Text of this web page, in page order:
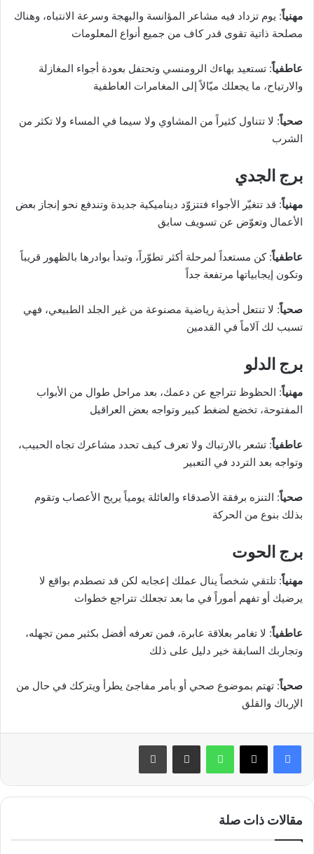
مهنياً: يوم تزداد فيه مشاعر المؤانسة والبهجة وسرعة الانتباه، وهناك
مصلحة ذاتية تقوى قدر كاف من جميع أنواع المعلومات
عاطفياً: تستعيد بهاءك الرومنسي وتحتفل بعودة أجواء المغازلة
والارتياح، ما يجعلك ميّالاً إلى المغامرات العاطفية
صحياً: لا تتناول كثيراً من المشاوي ولا سيما في المساء ولا تكثر من
الشرب
برج الجدي
مهنياً: قد تتغيّر الأجواء فتتزوّد ديناميكية جديدة وتندفع نحو إنجاز بعض
الأعمال وتعوّض عن تسويف سابق
عاطفياً: كن مستعداً لمرحلة أكثر تطوّراً، وتبدأ بوادرها بالظهور قريباً
وتكون إيجابياتها مرتفعة جداً
صحياً: لا تنتعل أحذية رياضية مصنوعة من غير الجلد الطبيعي، فهي
تسبب لك آلاماً في القدمين
برج الدلو
مهنياً: الحظوظ تتراجع عن دعمك، بعد مراحل طوال من الأبواب
المفتوحة، تخضع لضغط كبير وتواجه بعض العراقيل
عاطفياً: تشعر بالارتباك ولا تعرف كيف تحدد مشاعرك تجاه الحبيب،
وتواجه بعد التردد في التعبير
صحياً: التنزه برفقة الأصدقاء والعائلة يومياً يريح الأعصاب وتقوم
بذلك بنوع من الحركة
برج الحوت
مهنياً: تلتقي شخصاً ينال عملك إعجابه لكن قد تصطدم بواقع لا
يرضيك أو تفهم أموراً في ما بعد تجعلك تتراجع خطوات
عاطفياً: لا تغامر بعلاقة عابرة، فمن تعرفه أفضل بكثير ممن تجهله،
وتجاربك السابقة خير دليل على ذلك
صحياً: تهتم بموضوع صحي أو بأمر مفاجئ يطرأ ويتركك في حال من
الإرباك والقلق
واتساب
مقالات ذات صلة